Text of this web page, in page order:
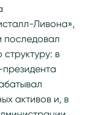
Ливона»,
последовал
в
активов и, в